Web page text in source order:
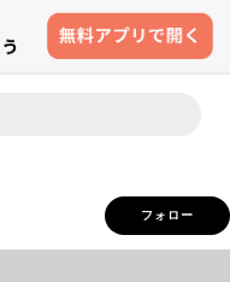
フォロー